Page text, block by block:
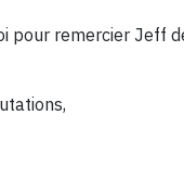
pour remercier Jeff